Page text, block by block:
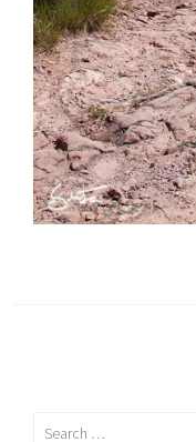
Search